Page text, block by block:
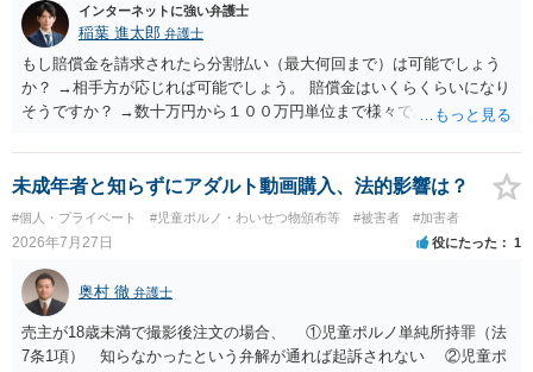
ですが、もし前者であれば、書類の再送要請にはあまり意味はなく、
一方、後者であるなら、夫を被告として提訴に至る可能性も考える必
要が出てきます。 あなたと夫との夫婦関係の状況（別居中なのか、夫
婦関係は良好なのか、あなたが夫へ嘘をついたのか等）がよくわから
ないところがあり、実際にどのような対応がベターなのかを正確に検
で弁護士へ直接相談するべきでしょう。
インターネットに強い弁護士
稲葉 進太郎 弁護士
もし賠償金を請求されたら分割払い（最大何回まで）は可能でしょう
か？ →相手方が応じれば可能でしょう。 賠償金はいくらくらいになり
そうですか？ →数十万円から１００万円単位まで様々であり、不明で
渉が行われ、双方合意に至れば支払が開始され、決裂して相手方が訴
訟提起を選択すれば訴訟の中で解決がなされる流れが通常です。
未成年者と知らずにアダルト動画購入、法的影響は？
#個人・プライベート #児童ポルノ・わいせつ物頒布等 #被害者 #加害者
2026年7月27日 役にたった 1
奥村 徹 弁護士
売主が18歳未満で撮影後注文の場合、 ①児童ポルノ単純所持罪（法
7条1項） 知らなかったという弁解が通れば起訴されない ②児童ポ